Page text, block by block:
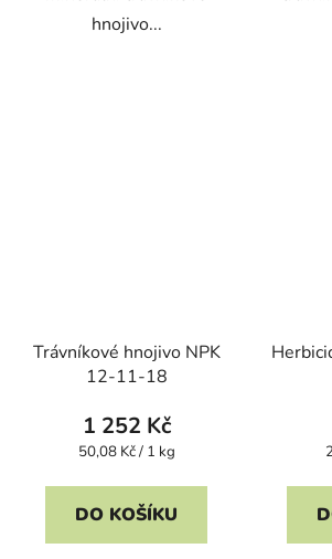
hnojivo...
Trávníkové hnojivo NPK
12-11-18
1 252 Kč
Měrná
50,08 Kč / 1 kg
DO KOŠÍKU